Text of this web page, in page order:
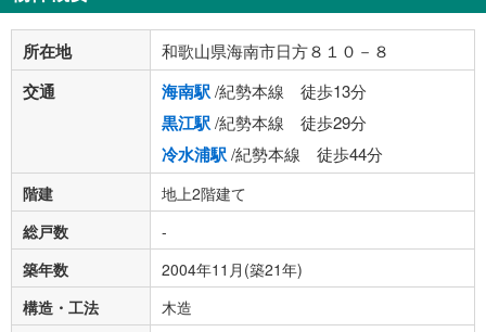
所在地 和歌山県海南市日方８１０－８
交通 海南駅/紀勢本線 徒歩13分
黒江駅/紀勢本線 徒歩29分
冷水浦駅/紀勢本線 徒歩44分
階建
地上2階建て
総戸数
-
築年数
2004年11月(築21年)
構造・工法
木造